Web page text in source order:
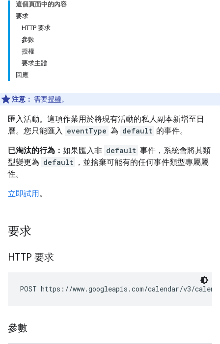
這個頁面中的內容
要求
HTTP 要求
參數
授權
要求主體
回應
注意： 需要授權。
匯入活動。這項作業用於將現有活動的私人副本新增至日
曆。您只能匯入 eventType 為 default 的事件。
已淘汰的行為： 如果匯入非 default 事件，系統會將其類
型變更為 default ，並捨棄可能有的任何事件類型專屬屬
性。
立即試用。
要求
HTTP 要求
POST https://www.googleapis.com/calendar/v3/
參數